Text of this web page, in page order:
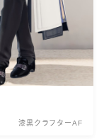
漆黒クラフターAF